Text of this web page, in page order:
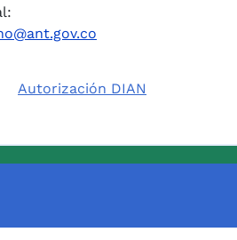
Autorización DIAN